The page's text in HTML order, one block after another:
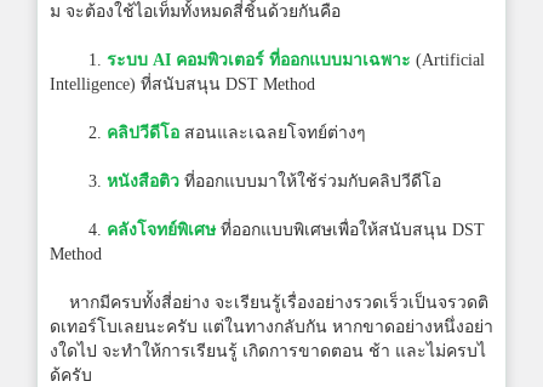
ม จะต้องใช้ไอเท็มทั้งหมดสี่ชิ้นด้วยกันคือ
1. ระบบ AI คอมพิวเตอร์ ที่ออกแบบมาเฉพาะ (Artificial
Intelligence) ที่สนับสนุน DST Method
2. คลิปวีดีโอ สอนและเฉลยโจทย์ต่างๆ
3. หนังสือติว ที่ออกแบบมาให้ใช้ร่วมกับคลิปวีดีโอ
4. คลังโจทย์พิเศษที่ออกแบบพิเศษเพื่อให้สนับสนุน DST
Method
หากมีครบทั้งสี่อย่าง จะเรียนรู้เรื่องอย่างรวดเร็วเป็นจรวดติ
ดเทอร์โบเลยนะครับ แต่ในทางกลับกัน หากขาดอย่างหนึ่งอย่า
งใดไป จะทำให้การเรียนรู้ เกิดการขาดตอน ช้า และไม่ครบไ
ด้ครับ